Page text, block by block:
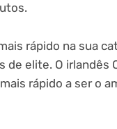
rápido na sua
elite. O irlandês
rápido a ser o